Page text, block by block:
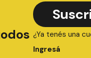
¿Ya tenés una
Ingresá